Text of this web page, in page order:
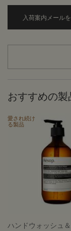
入荷案内メール
おすすめの製
愛され続け
る製品
ハンドウォッシュ